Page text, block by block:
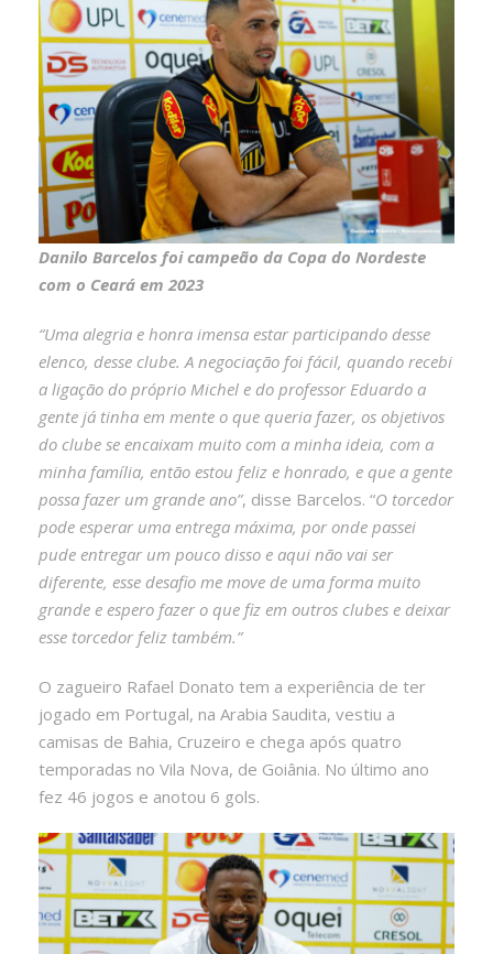
Danilo Barcelos foi campeão da Copa do Nordeste
com o Ceará em 2023
“Uma alegria e honra imensa estar participando desse
elenco, desse clube. A negociação foi fácil, quando recebi
a ligação do próprio Michel e do professor Eduardo a
gente já tinha em mente o que queria fazer, os objetivos
do clube se encaixam muito com a minha ideia, com a
minha família, então estou feliz e honrado, e que a gente
possa fazer um grande ano”, disse Barcelos. “O torcedor
pode esperar uma entrega máxima, por onde passei
pude entregar um pouco disso e aqui não vai ser
diferente, esse desafio me move de uma forma muito
grande e espero fazer o que fiz em outros clubes e deixar
esse torcedor feliz também.”
O zagueiro Rafael Donato tem a experiência de ter
jogado em Portugal, na Arabia Saudita, vestiu a
camisas de Bahia, Cruzeiro e chega após quatro
temporadas no Vila Nova, de Goiânia. No último ano
fez 46 jogos e anotou 6 gols.